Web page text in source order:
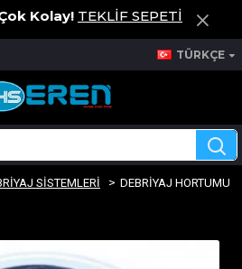
Kolay! TEKLİF SEPETİ
TÜRKÇE
SİSTEMLERİ DEBRİYAJ HORTUMU